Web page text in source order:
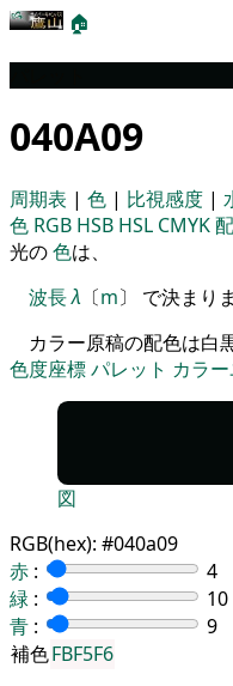
🏠
040A09
周期表 | 色 | 比視感度 |
色 RGB HSB HSL CMYK
光の色は、
波長λ 〔m〕 で決まり
カラー原稿の配色は白
色度座標パレット カラ
図
RGB(hex): #040a09
赤 :
4
緑 :
10
青 :
9
補色FBF5F6